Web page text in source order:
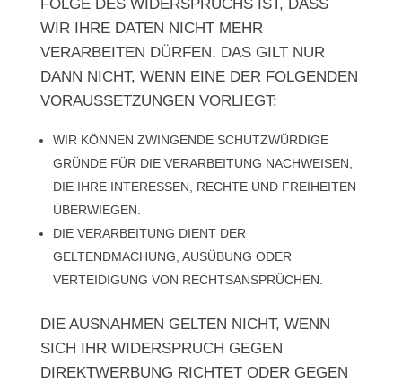
FOLGE DES WIDERSPRUCHS IST, DASS
WIR IHRE DATEN NICHT MEHR
VERARBEITEN DÜRFEN. DAS GILT NUR
DANN NICHT, WENN EINE DER FOLGENDEN
VORAUSSETZUNGEN VORLIEGT:
WIR KÖNNEN ZWINGENDE SCHUTZWÜRDIGE
GRÜNDE FÜR DIE VERARBEITUNG NACHWEISEN,
DIE IHRE INTERESSEN, RECHTE UND FREIHEITEN
ÜBERWIEGEN.
DIE VERARBEITUNG DIENT DER
GELTENDMACHUNG, AUSÜBUNG ODER
VERTEIDIGUNG VON RECHTSANSPRÜCHEN.
DIE AUSNAHMEN GELTEN NICHT, WENN
SICH IHR WIDERSPRUCH GEGEN
DIREKTWERBUNG RICHTET ODER GEGEN